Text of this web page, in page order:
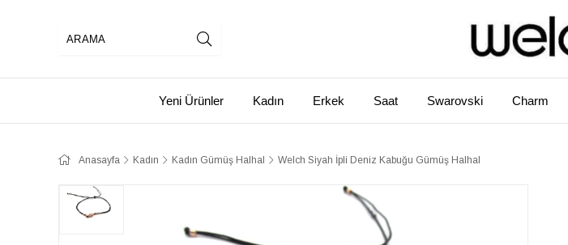
Yeni Ürünler Kadın Erkek Saat Swarovski Charm
Anasayfa Kadın Kadın Gümüş Halhal ​​Welch Siyah İpli Deniz Kabuğu Gümüş Halhal